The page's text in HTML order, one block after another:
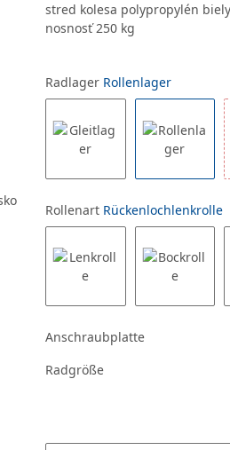
stred kolesa polypropylén
nosnosť 250 kg
Radlager Rollenlager
Rollenart Rückenlochlenkrolle
Anschraubplatte
Radgröße